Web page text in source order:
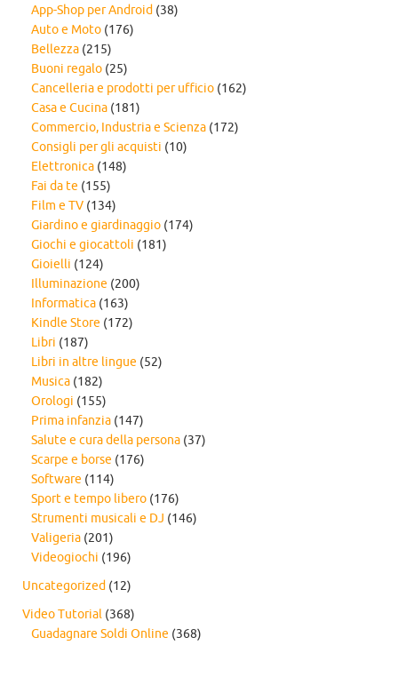
App-Shop per Android (38)
Auto e Moto (176)
Bellezza (215)
Buoni regalo (25)
Cancelleria e prodotti per ufficio (162)
Casa e Cucina (181)
Commercio, Industria e Scienza (172)
Consigli per gli acquisti (10)
Elettronica (148)
Fai da te (155)
Film e TV (134)
Giardino e giardinaggio (174)
Giochi e giocattoli (181)
Gioielli (124)
Illuminazione (200)
Informatica (163)
Kindle Store (172)
Libri (187)
Libri in altre lingue (52)
Musica (182)
Orologi (155)
Prima infanzia (147)
Salute e cura della persona (37)
Scarpe e borse (176)
Software (114)
Sport e tempo libero (176)
Strumenti musicali e DJ (146)
Valigeria (201)
Videogiochi (196)
Uncategorized (12)
Video Tutorial (368)
Guadagnare Soldi Online (368)